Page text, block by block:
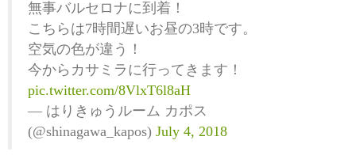
無事バルセロナに到着！
こちらは7時間遅いお昼の3時です。
空気の色が違う！
今からカサミラに行ってきます！
pic.twitter.com/8VlxT6l8aH
— はりきゅうルーム カポス
(@shinagawa_kapos) July 4, 2018